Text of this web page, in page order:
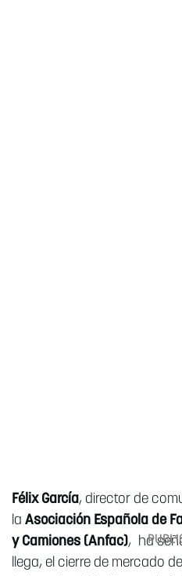
Félix García, director de
la Asociación Española de
y Camiones (Anfac), ha
llega, el cierre de mercado